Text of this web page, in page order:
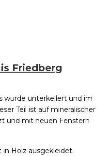
Friedberg
wurde unterkellert und im
Teil ist auf mineralischer
und mit neuen Fenstern
in Holz ausgekleidet.